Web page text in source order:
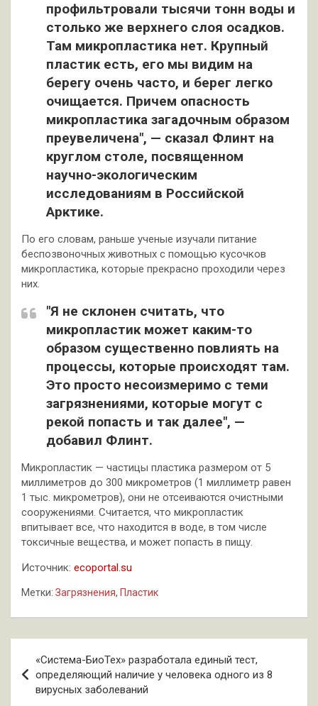
профильтровали тысячи тонн воды и
столько же верхнего слоя осадков.
Там микропластика нет. Крупный
пластик есть, его мы видим на
берегу очень часто, и берег легко
очищается. Причем опасность
микропластика загадочным образом
преувеличена", — сказал Флинт на
круглом столе, посвященном
научно-экологическим
исследованиям в Российской
Арктике.
По его словам, раньше ученые изучали питание
беспозвоночных животных с помощью кусочков
микропластика, которые прекрасно проходили через
них.
"Я не склонен считать, что
микропластик может каким-то
образом существенно повлиять на
процессы, которые происходят там.
Это просто несоизмеримо с теми
загрязнениями, которые могут с
рекой попасть и так далее", —
добавил Флинт.
Микропластик — частицы пластика размером от 5
миллиметров до 300 микрометров (1 миллиметр равен
1 тыс. микрометров), они не отсеиваются очистными
сооружениями. Считается, что микропластик
впитывает все, что находится в воде, в том числе
токсичные вещества, и может попасть в пищу.
Источник: ecoportal.su
Метки: Загрязнения, Пластик
по
записям
«Система-БиоТех» разработала единый тест,
определяющий наличие у человека одного из 8
вирусных заболеваний